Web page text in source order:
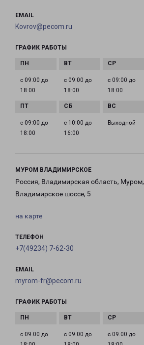
EMAIL
Kovrov@pecom.ru
ГРАФИК РАБОТЫ
с 09:00 до
18:00
с 09:00 до
18:00
с 09:00 до
18:00
с 09:00 до
18:00
с 10:00 до
16:00
Выходной
МУРОМ ВЛАДИМИРСКОЕ
Россия, Владимирская область, Муром,
Владимирское шоссе, 5
на карте
ТЕЛЕФОН
+7(49234) 7-62-30
EMAIL
myrom-fr@pecom.ru
ГРАФИК РАБОТЫ
с 09:00 до
с 09:00 до
с 09:00 до